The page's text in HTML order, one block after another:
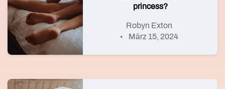
princess?
Robyn Exton
März 15, 2024